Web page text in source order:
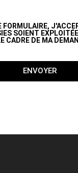
FORMULAIRE,
SOIENT
CADRE DE MA
ENVOYER